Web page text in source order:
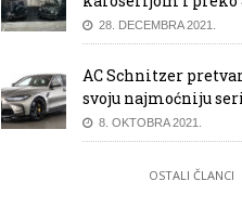
28. DECEMBRA 2021.
AC Schnitzer
svoju najmoćniju
8. OKTOBRA 2021.
OSTALI ČLANCI